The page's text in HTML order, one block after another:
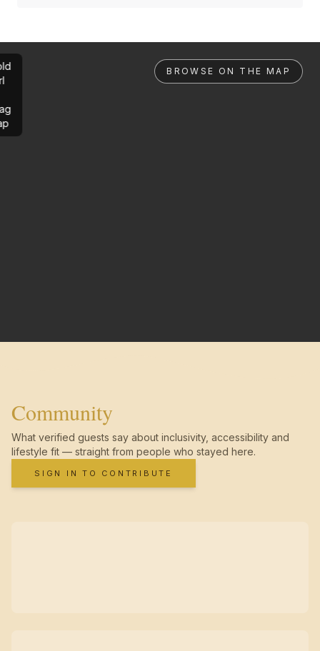
BROWSE ON THE MAP
Community
What verified guests say about inclusivity, accessibility and
lifestyle fit — straight from people who stayed here.
SIGN IN TO CONTRIBUTE